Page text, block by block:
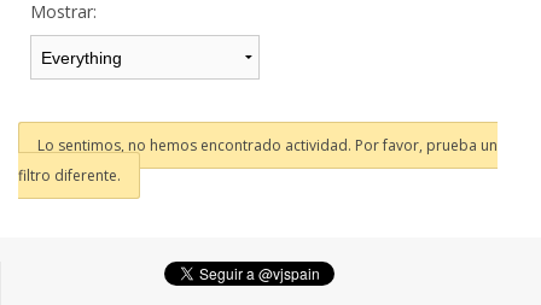
Mostrar:
Lo sentimos, no hemos encontrado actividad. Por favor, prueba un
filtro diferente.